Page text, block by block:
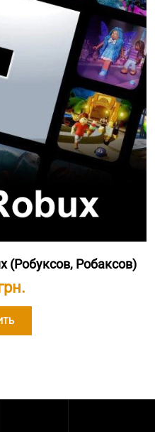
(Робуксов, Робаксов)